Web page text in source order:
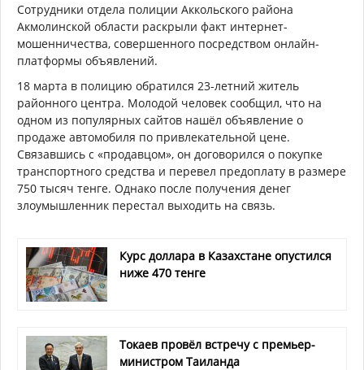
Сотрудники отдела полиции Аккольского района
Акмолинской области раскрыли факт интернет-
мошенничества, совершенного посредством онлайн-
платформы объявлений.
18 марта в полицию обратился 23-летний житель
районного центра. Молодой человек сообщил, что на
одном из популярных сайтов нашёл объявление о
продаже автомобиля по привлекательной цене.
Связавшись с «продавцом», он договорился о покупке
транспортного средства и перевел предоплату в размере
750 тысяч тенге. Однако после получения денег
злоумышленник перестал выходить на связь.
Курс доллара в Казахстане опустился
ниже 470 тенге
Токаев провёл встречу с премьер-
министром Таиланда